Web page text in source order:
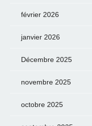
février 2026
janvier 2026
Décembre 2025
novembre 2025
octobre 2025